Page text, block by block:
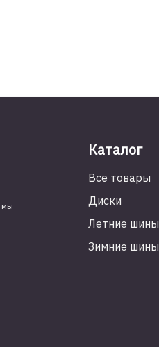
91
мы
Каталог
Все товары
Диски
Летние шины
Зимние шины